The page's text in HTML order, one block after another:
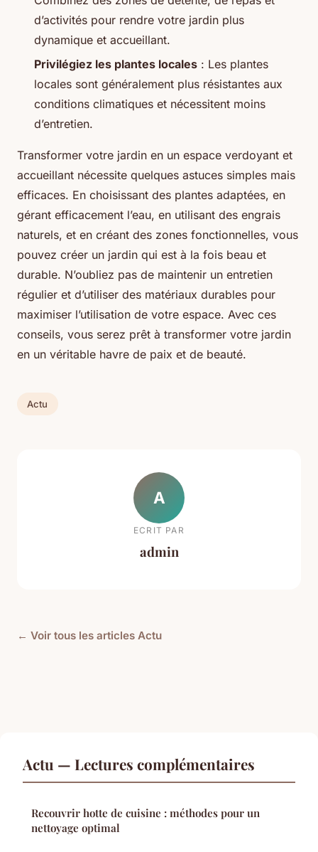
d’activités pour rendre votre jardin plus
dynamique et accueillant.
Privilégiez les plantes locales : Les plantes
locales sont généralement plus résistantes aux
conditions climatiques et nécessitent moins
d’entretien.
Transformer votre jardin en un espace verdoyant et
accueillant nécessite quelques astuces simples mais
efficaces. En choisissant des plantes adaptées, en
gérant efficacement l’eau, en utilisant des engrais
naturels, et en créant des zones fonctionnelles, vous
pouvez créer un jardin qui est à la fois beau et
durable. N’oubliez pas de maintenir un entretien
régulier et d’utiliser des matériaux durables pour
maximiser l’utilisation de votre espace. Avec ces
conseils, vous serez prêt à transformer votre jardin
en un véritable havre de paix et de beauté.
Actu
A
ECRIT PAR
admin
← Voir tous les articles Actu
Actu — Lectures complémentaires
Recouvrir hotte de cuisine : méthodes pour un
nettoyage optimal